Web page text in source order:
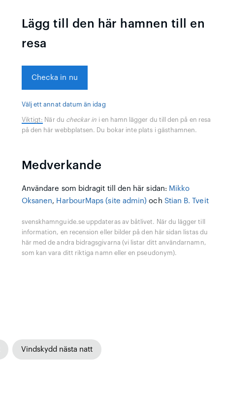
Lägg till den här hamnen till en
resa
Checka in nu
Välj ett annat datum än idag
Viktigt: När du checkar in i en hamn lägger du till den på en resa
på den här webbplatsen. Du bokar inte plats i gästhamnen.
Medverkande
Användare som bidragit till den här sidan: Mikko
Oksanen, HarbourMaps (site admin) och Stian B. Tveit
svenskhamnguide.se uppdateras av båtlivet. När du lägger till
information, en recension eller bilder på den här sidan listas du
här med de andra bidragsgivarna (vi listar ditt användarnamn,
som kan vara ditt riktiga namn eller en pseudonym).
Vindskydd nästa natt